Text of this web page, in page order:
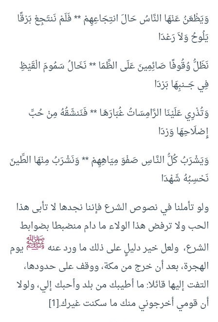
وَيَظْعَنُ عَنْهَا النَّاسُ حَالَ انتِجَاعِهِمْ ** فَلَمْ نَنتَجِعْ بَرْقًا
يَلُوحُ وَلاَ رَعْدَا
نَظَلُّ وُقُوفًا صَائِمِينَ عَلَى الظَّمَا ** نَخَالُ سَمُومَ الْقَيْظِ
فِي جَـــنبِهَا بَرْدَا
وَتُذْرِي عَلَيْنَا الرَّامِسَاتُ غُبَارَهَـا ** فَنَنشَقُهُ مِنْ حُبِّ
إِصْلَاحِهَا وَرْدَا
وَيَشْرَبُ كُلُّ النَّـاسِ صَفْوَ مِيَاهِهِمْ ** وَنَشْرَبُ مِنْهَا الطِّينَ
نَحْسِبُهُ شَهْدَا
ولو تأملنا في نصوص الشرع فإننا نجدها لا تأبى هذا
الحب ولا ترفض هذا الولاء ما دام منضبطا بضوابط
الشرع، ولعل خير دليلٍ على ذلك ما ورد عنهﷺيوم
الهجرة، بعد أن خرج من مكة، ووقف على حدودها،
التفت إليها قائلا: ما أطيبك من بلد وأحبك إلي، ولولا
أن قومي أخرجوني منك ما سكنت غيرك.[1]